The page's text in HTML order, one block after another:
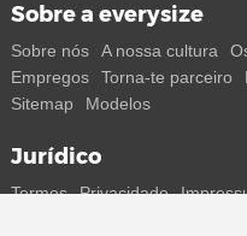
Sobre a everysize
Sobre nós A nossa cultura
Empregos
Torna-te parceiro
Sitemap
Modelos
Jurídico
Termos Privacidade